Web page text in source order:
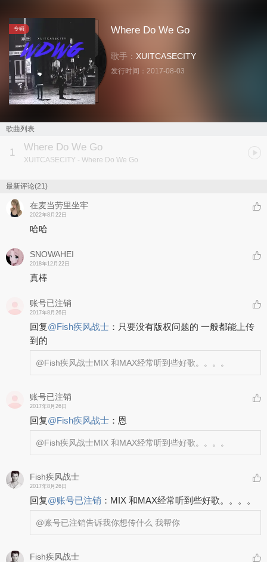
专辑 Where Do We Go
歌手： XUITCASECITY
发行时间： 2017-08-03
歌曲列表
1 Where Do We Go
XUITCASECITY - Where Do We Go
最新评论(21)
在麦当劳里坐牢
2022年8月22日
哈哈
SNOWAHEI
2018年12月22日
真棒
账号已注销
2017年8月26日
回复@Fish疾风战士 ： 只要没有版权问题的 一般都能上传
到的
@Fish疾风战士MIX 和MAX经常听到些好歌。。。。
账号已注销
2017年8月26日
回复@Fish疾风战士 ： 恩
@Fish疾风战士MIX 和MAX经常听到些好歌。。。。
Fish疾风战士
2017年8月26日
回复@账号已注销 ： MIX 和MAX经常听到些好歌。。。。
@账号已注销告诉我你想传什么 我帮你
Fish疾风战士